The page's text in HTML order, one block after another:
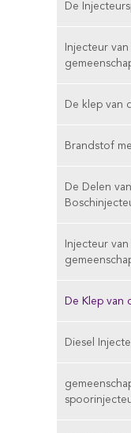
De
Injecteur
De klep van
Brandstof
De Delen
Injecteur
De Klep van
Diesel